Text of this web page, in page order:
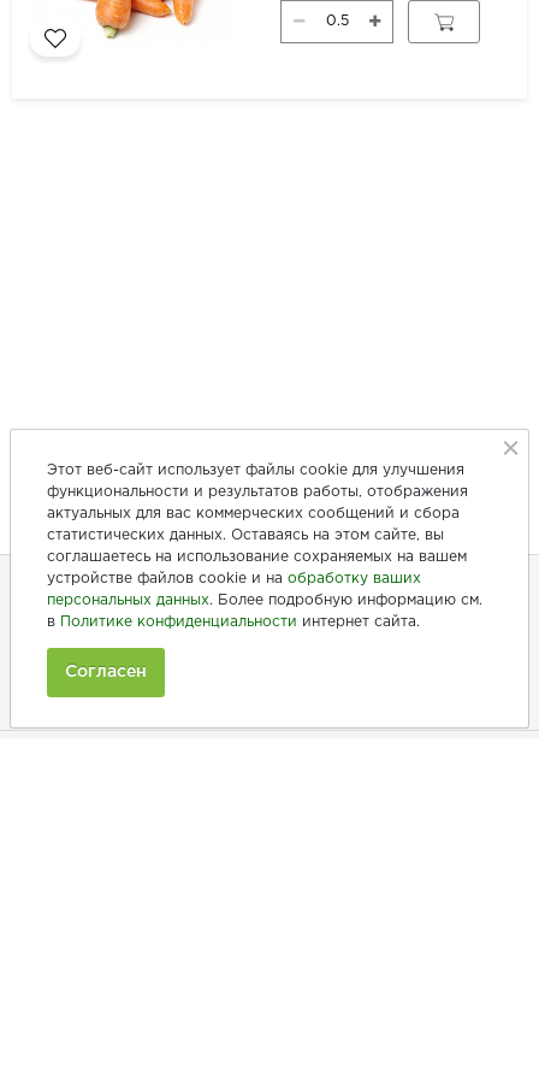
+7 (846) 275-20-10
Этот веб-сайт использует файлы cookie для улучшения
функциональности и результатов работы, отображения
актуальных для вас коммерческих сообщений и сбора
статистических данных. Оставаясь на этом сайте, вы
соглашаетесь на использование сохраняемых на вашем
устройстве файлов cookie и на обработку ваших
персональных данных. Более подробную информацию см.
в
Политике конфиденциальности интернет сайта.
Согласен